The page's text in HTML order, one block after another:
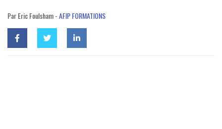
Par Eric Foulsham -AFIP FORMATIONS